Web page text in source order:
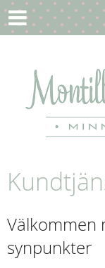
Välkommen
synpunkter